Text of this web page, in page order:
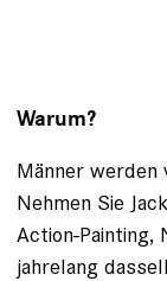
Warum?
Männer werden
Nehmen Sie
Action-Painting,
jahrelang